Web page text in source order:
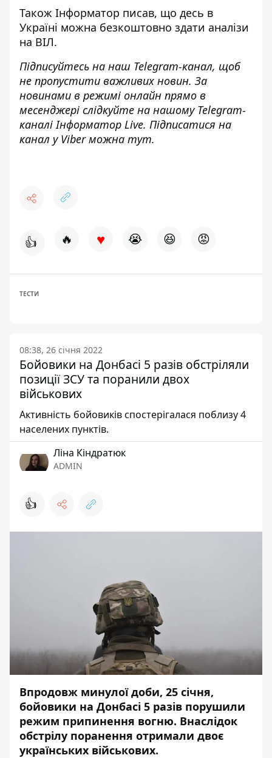
Також Інформатор писав, що десь в
Україні можна безкоштовно здати аналізи
на ВІЛ.
Підписуйтесь на наш Telegram-канал, щоб
не пропустити важливих новин. За
новинами в режимі онлайн прямо в
месенджері слідкуйте на нашому Telegram-
каналіІнформатор Live. Підписатися на
канал у Viber можна тут.
👍 🔥 ♥ 😭 😆 😡
ТЕСТИ
08:38, 26 січня 2022
Бойовики на Донбасі 5 разів обстріляли
позиції ЗСУ та поранили двох
військових
Активність бойовиків спостерігалася поблизу 4
населених пунктів.
Ліна Кіндратюк
ADMIN
👍
Впродовж минулої доби, 25 січня,
бойовики на Донбасі 5 разів порушили
режим припинення вогню. Внаслідок
обстрілу поранення отримали двоє
українських військових.